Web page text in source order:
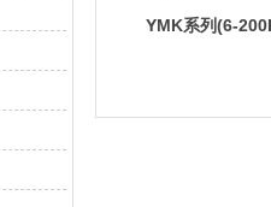
YMK系列(6-